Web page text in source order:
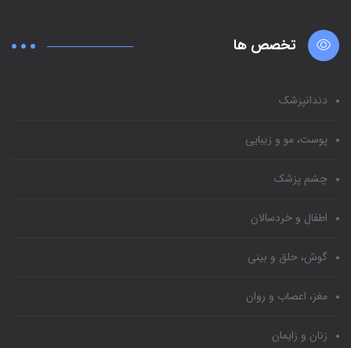
تخصص ها
دندانپزشک
پوست، مو و زیبایی
چشم پزشک
اطفال و خردسالان
گوش، حلق و بینی
مغز، اعصاب و روان
زنان و زایمان